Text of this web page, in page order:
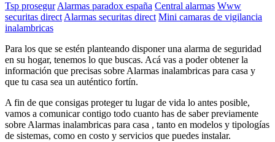
Tsp prosegur Alarmas paradox españa Central alarmas Www
securitas direct Alarmas securitas direct Mini camaras de vigilancia
inalambricas
Para los que se estén planteando disponer una alarma de seguridad
en su hogar, tenemos lo que buscas. Acá vas a poder obtener la
información que precisas sobre Alarmas inalambricas para casa y
que tu casa sea un auténtico fortín.
A fin de que consigas proteger tu lugar de vida lo antes posible,
vamos a comunicar contigo todo cuanto has de saber previamente
sobre Alarmas inalambricas para casa , tanto en modelos y tipologías
de sistemas, como en costo y servicios que puedes instalar.